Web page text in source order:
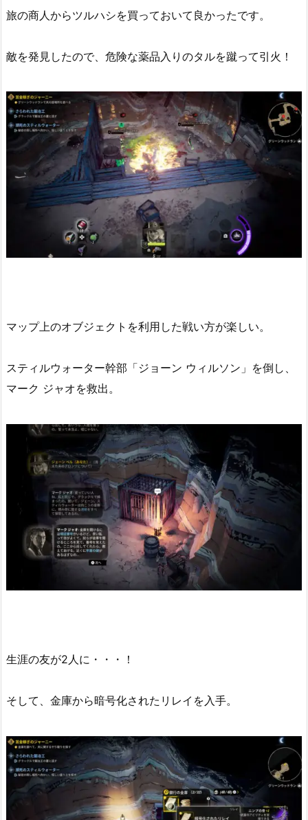
旅の商人からツルハシを買っておいて良かったです。
敵を発見したので、危険な薬品入りのタルを蹴って引火！
マップ上のオブジェクトを利用した戦い方が楽しい。
スティルウォーター幹部「ジョーン ウィルソン」を倒し、
マーク ジャオを救出。
生涯の友が2人に・・・！
そして、金庫から暗号化されたリレイを入手。